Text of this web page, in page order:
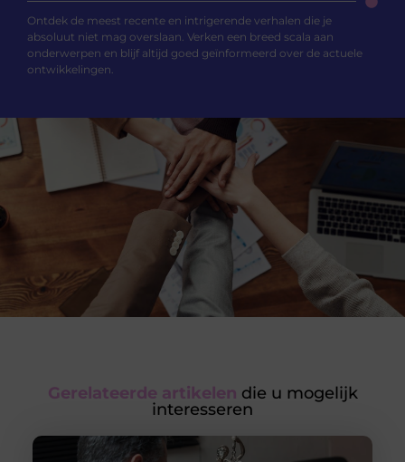
Ontdek de meest recente en intrigerende verhalen die je
absoluut niet mag overslaan. Verken een breed scala aan
onderwerpen en blijf altijd goed geïnformeerd over de actuele
ontwikkelingen.
Gerelateerde artikelen die u mogelijk
interesseren